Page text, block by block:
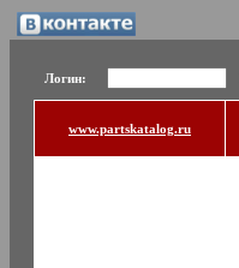
Логин:
www.partskatalog.ru